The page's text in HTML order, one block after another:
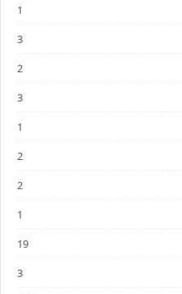
1
3
2
3
1
2
2
1
19
3